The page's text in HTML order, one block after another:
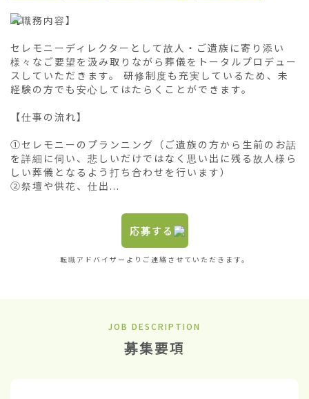
【職務内容】
セレモニーディレクターとして故人・ご遺族に寄り添い
様々なご要望を汲み取りながら葬儀をトータルプロデュー
スしていただきます。 研修制度も充実しているため、未
経験の方でも安心してはたらくことができます。
【仕事の流れ】
①セレモニーのプランニング（ご遺族の方から生前のお話
を詳細に伺い、悲しいだけではなく思い出に残る故人様ら
しい葬儀となるよう打ち合わせを行います）
②祭壇や供花、仕出...
応募する
転職アドバイザーよりご連絡させていただきます。
JOB DESCRIPTION
募集要項